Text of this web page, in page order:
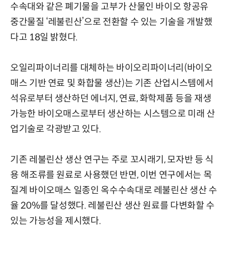
수속대와 같은 폐기물을 고부가 산물인 바이오 항공유
중간물질 ‘레불린산’으로 전환할 수 있는 기술을 개발했
다고 18일 밝혔다.
오일리파이너리를 대체하는 바이오리파이너리(바이오
매스 기반 연료 및 화합물 생산)는 기존 산업시스템에서
석유로부터 생산하던 에너지, 연료, 화학제품 등을 재생
가능한 바이오매스로부터 생산하는 시스템으로 미래 산
업기술로 각광받고 있다.
기존 레불린산 생산 연구는 주로 꼬시래기, 모자반 등 식
용 해조류를 원료로 사용했던 반면, 이번 연구에서는 목
질계 바이오매스 일종인 옥수수속대로 레불린산 생산 수
율 20%를 달성했다. 레불린산 생산 원료를 다변화할 수
있는 가능성을 제시했다.